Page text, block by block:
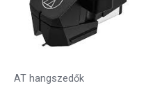
AT hangszedők